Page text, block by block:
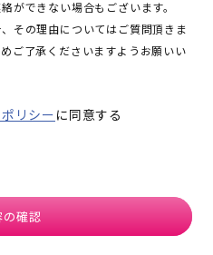
ができない場合もございます。
その理由についてはご質問頂きま
ご了承くださいますようお願いい
リシー に同意する
の確認